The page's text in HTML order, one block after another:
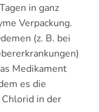
in ganz
Verpackung.
(z. B. bei
Medikament
es die
in der